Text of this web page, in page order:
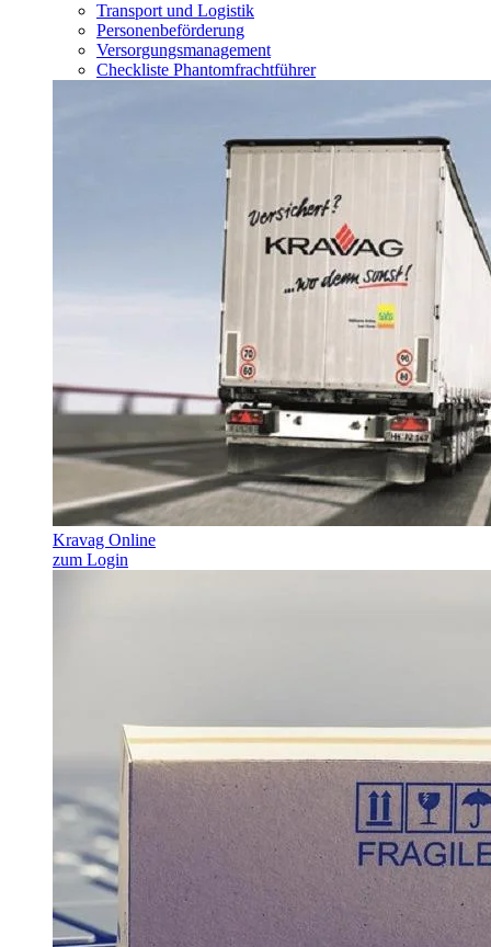
Transport und Logistik
Personenbeförderung
Versorgungsmanagement
Checkliste Phantomfrachtführer
Kravag Online
zum Login